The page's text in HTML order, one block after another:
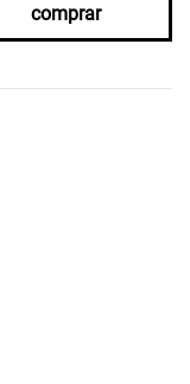
comprar